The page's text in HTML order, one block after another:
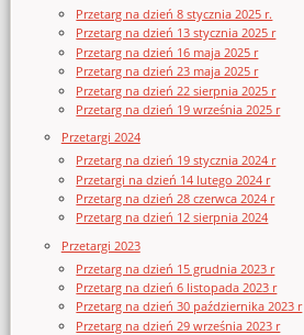
Przetarg na dzień 8 stycznia 2025 r.
Przetarg na dzień 13 stycznia 2025 r
Przetarg na dzień 16 maja 2025 r
Przetarg na dzień 23 maja 2025 r
Przetarg na dzień 22 sierpnia 2025 r
Przetarg na dzień 19 września 2025 r
Przetargi 2024
Przetarg na dzień 19 stycznia 2024 r
Przetargi na dzień 14 lutego 2024 r
Przetarg na dzień 28 czerwca 2024 r
Przetarg na dzień 12 sierpnia 2024
Przetargi 2023
Przetarg na dzień 15 grudnia 2023 r
Przetarg na dzień 6 listopada 2023 r
Przetarg na dzień 30 października 2023 r
Przetarg na dzień 29 września 2023 r